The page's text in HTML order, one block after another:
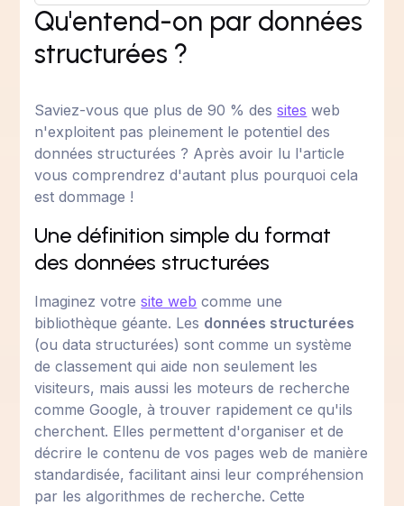
Qu'entend-on par données
structurées ?
Saviez-vous que plus de 90 % dessites web
n'exploitent pas pleinement le potentiel des
données structurées ? Après avoir lu l'article
vous comprendrez d'autant plus pourquoi cela
est dommage !
Une définition simple du format
des données structurées
Imaginez votresite web comme une
bibliothèque géante. Les données structurées
(ou data structurées) sont comme un système
de classement qui aide non seulement les
visiteurs, mais aussi les moteurs de recherche
comme Google, à trouver rapidement ce qu'ils
cherchent. Elles permettent d'organiser et de
décrire le contenu de vos pages web de manière
standardisée, facilitant ainsi leur compréhension
par les algorithmes de recherche. Cette